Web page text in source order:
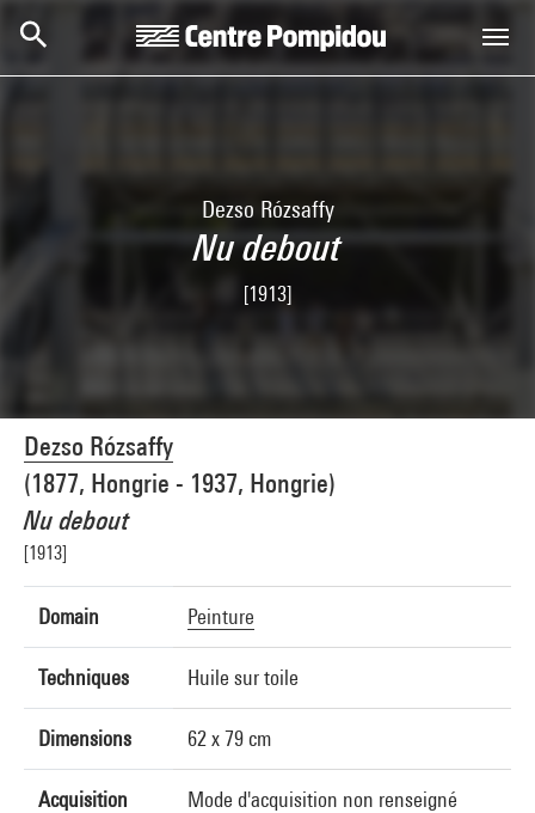
Dezso Rózsaffy
Nu debout
[1913]
Dezso Rózsaffy
(1877, Hongrie - 1937, Hongrie)
Nu debout
[1913]
Domain Peinture
Techniques Huile sur toile
Dimensions 62 x 79 cm
Acquisition Mode d'acquisition non renseigné